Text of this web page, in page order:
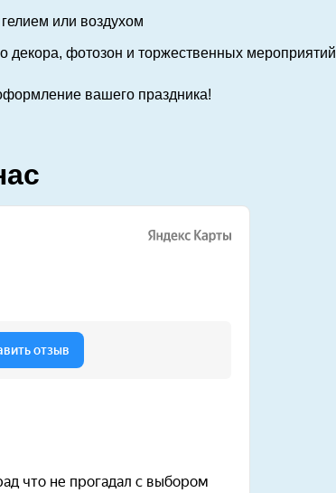
или воздухом
декора, фотозон и торжественных мероприятий
вашего праздника!